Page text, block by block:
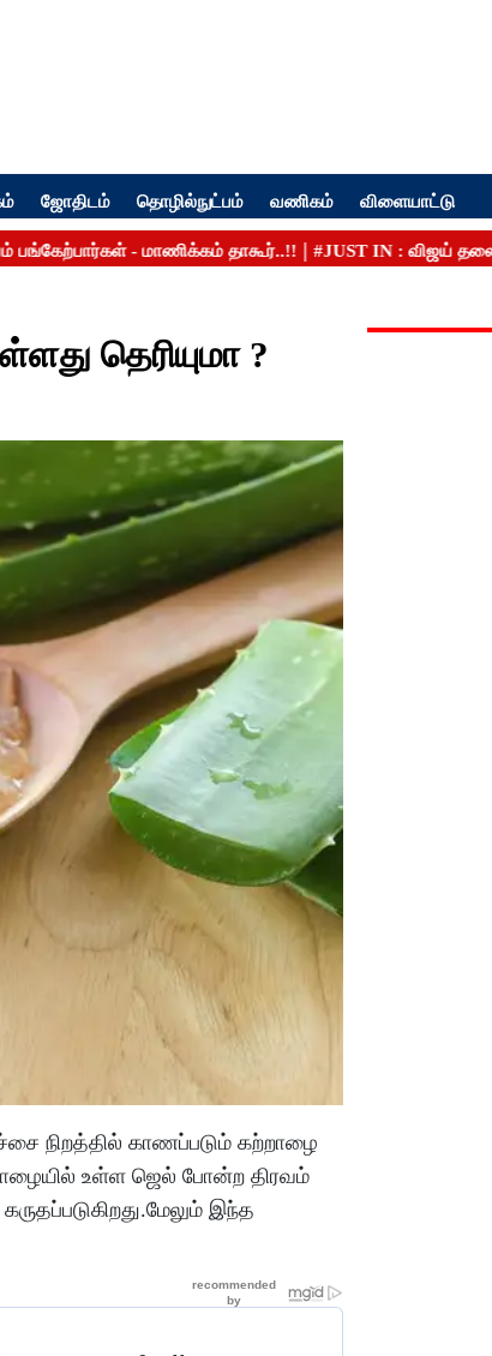
ஜோதிடம் தொழில்நுட்பம் வணிகம் விளையாட்டு
தெரியுமா ?
நிறத்தில் காணப்படும் கற்றாழை
உள்ள ஜெல் போன்ற திரவம்
இந்த